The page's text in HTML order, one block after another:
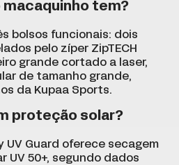
tem?
bolsos funcionais: dois
pelo zíper ZipTECH
grande cortado a laser,
de tamanho grande,
da Kupaa Sports.
proteção solar?
UV Guard oferece secagem
UV 50+, segundo dados